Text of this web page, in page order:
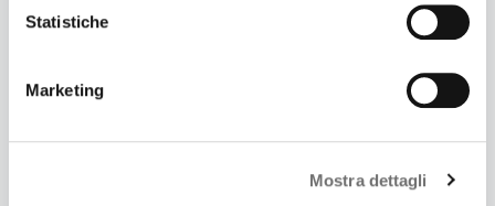
Statistiche
Marketing
Mostra dettagli